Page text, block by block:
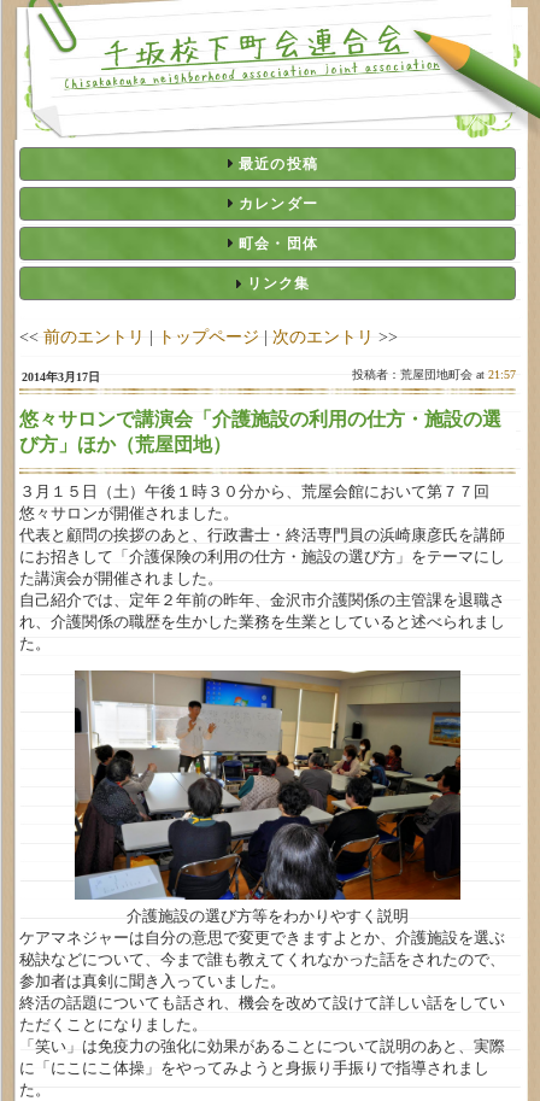
最近の投稿
カレンダー
町会・団体
リンク集
<< 前のエントリ | トップページ | 次のエントリ >>
2014年3月17日 投稿者：荒屋団地町会 at21:57
悠々サロンで講演会「介護施設の利用の仕方・施設の選
び方」ほか（荒屋団地）
３月１５日（土）午後１時３０分から、荒屋会館において第７７回
悠々サロンが開催されました。
代表と顧問の挨拶のあと、行政書士・終活専門員の浜崎康彦氏を講師
にお招きして「介護保険の利用の仕方・施設の選び方」をテーマにし
た講演会が開催されました。
自己紹介では、定年２年前の昨年、金沢市介護関係の主管課を退職さ
れ、介護関係の職歴を生かした業務を生業としていると述べられまし
た。
介護施設の選び方等をわかりやすく説明
ケアマネジャーは自分の意思で変更できますよとか、介護施設を選ぶ
秘訣などについて、今まで誰も教えてくれなかった話をされたので、
参加者は真剣に聞き入っていました。
終活の話題についても話され、機会を改めて設けて詳しい話をしてい
ただくことになりました。
「笑い」は免疫力の強化に効果があることについて説明のあと、実際
に「にこにこ体操」をやってみようと身振り手振りで指導されまし
た。